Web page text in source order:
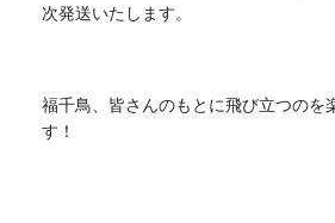
次発送いたします。
福千鳥、皆さんのもとに飛び立つのを
す！